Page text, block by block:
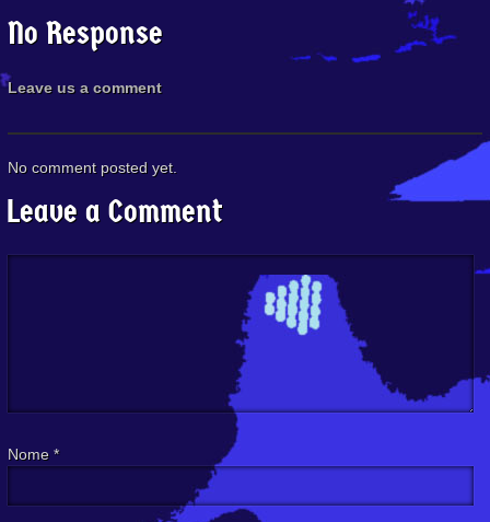
No Response
Leave us a comment
No comment posted yet.
Leave a Comment
Nome *